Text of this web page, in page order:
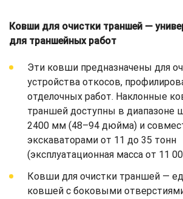
Ковши для очистки траншей —
для траншейных работ
Эти ковши предназначены для
устройства откосов,
отделочных работ. Наклонные
траншей доступны в диапазоне
2400 мм (48–94 дюйма) и
экскаваторами от 11 до 35 тонн
(эксплуатационная масса от 11
Ковши для очистки траншей —
ковшей с боковыми